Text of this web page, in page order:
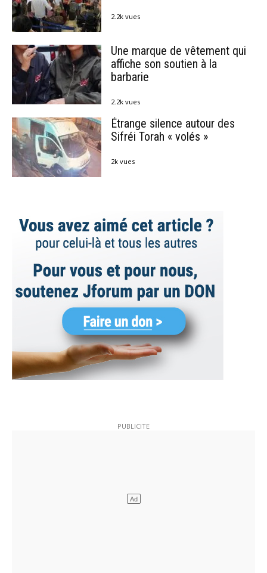
2.2k vues
Une marque de vêtement qui
affiche son soutien à la
barbarie
2.2k vues
Étrange silence autour des
Sifréi Torah « volés »
2k vues